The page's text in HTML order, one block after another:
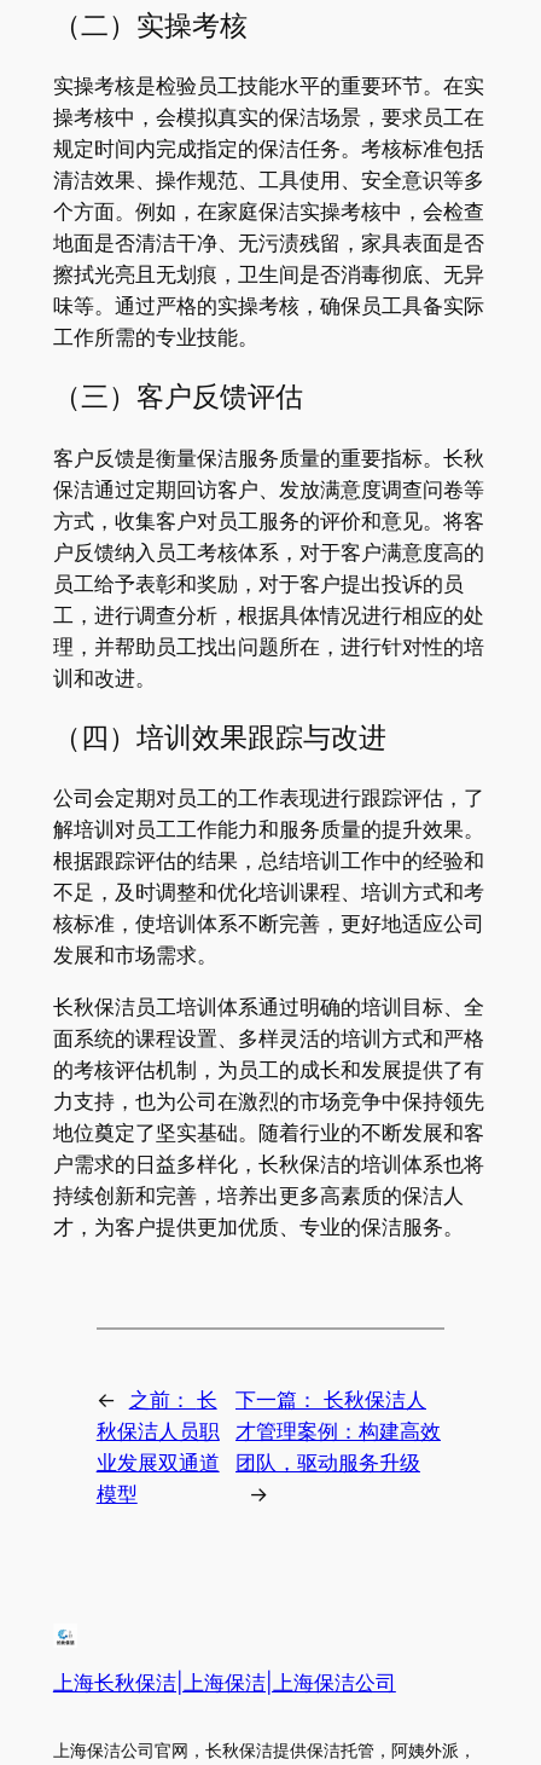
（二）实操考核
实操考核是检验员工技能水平的重要环节。在实
操考核中，会模拟真实的保洁场景，要求员工在
规定时间内完成指定的保洁任务。考核标准包括
清洁效果、操作规范、工具使用、安全意识等多
个方面。例如，在家庭保洁实操考核中，会检查
地面是否清洁干净、无污渍残留，家具表面是否
擦拭光亮且无划痕，卫生间是否消毒彻底、无异
味等。通过严格的实操考核，确保员工具备实际
工作所需的专业技能。
（三）客户反馈评估
客户反馈是衡量保洁服务质量的重要指标。长秋
保洁通过定期回访客户、发放满意度调查问卷等
方式，收集客户对员工服务的评价和意见。将客
户反馈纳入员工考核体系，对于客户满意度高的
员工给予表彰和奖励，对于客户提出投诉的员
工，进行调查分析，根据具体情况进行相应的处
理，并帮助员工找出问题所在，进行针对性的培
训和改进。
（四）培训效果跟踪与改进
公司会定期对员工的工作表现进行跟踪评估，了
解培训对员工工作能力和服务质量的提升效果。
根据跟踪评估的结果，总结培训工作中的经验和
不足，及时调整和优化培训课程、培训方式和考
核标准，使培训体系不断完善，更好地适应公司
发展和市场需求。
长秋保洁员工培训体系通过明确的培训目标、全
面系统的课程设置、多样灵活的培训方式和严格
的考核评估机制，为员工的成长和发展提供了有
力支持，也为公司在激烈的市场竞争中保持领先
地位奠定了坚实基础。随着行业的不断发展和客
户需求的日益多样化，长秋保洁的培训体系也将
持续创新和完善，培养出更多高素质的保洁人
才，为客户提供更加优质、专业的保洁服务。
← 之前： 长
秋保洁人员职
业发展双通道
模型
下一篇： 长秋保洁人
才管理案例：构建高效
团队，驱动服务升级
→
上海长秋保洁|上海保洁|上海保洁公司
上海保洁公司官网，长秋保洁提供保洁托管，阿姨外派，